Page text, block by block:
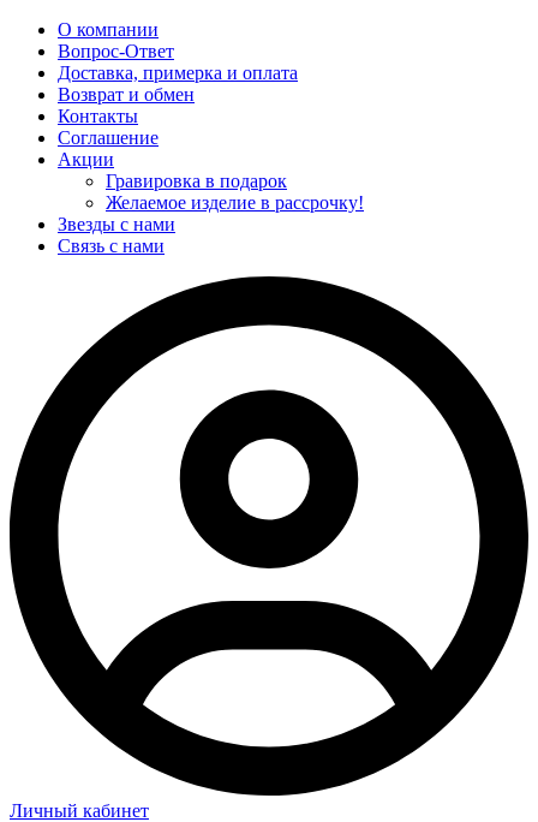
О компании
Вопрос-Ответ
Доставка, примерка и оплата
Возврат и обмен
Контакты
Соглашение
Акции
Гравировка в подарок
Желаемое изделие в рассрочку!
Звезды с нами
Связь с нами
Личный кабинет